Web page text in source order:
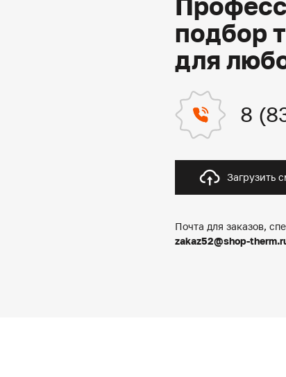
подбор
для
8
Загрузить
Почта для заказов,
zakaz52@shop-